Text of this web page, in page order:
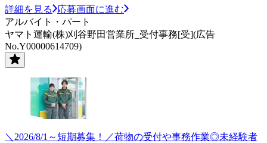
詳細を見る
応募画面に進む
アルバイト・パート
ヤマト運輸(株)刈谷野田営業所_受付事務[受](広告
No.Y00000614709)
＼2026/8/1～短期募集！／荷物の受付や事務作業◎未経験者